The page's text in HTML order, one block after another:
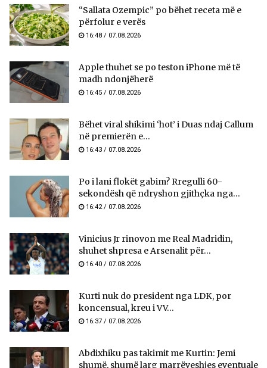
“Sallata Ozempic” po bëhet receta më e
përfolur e verës
16:48 / 07.08.2026
Apple thuhet se po teston iPhone më të
madh ndonjëherë
16:45 / 07.08.2026
Bëhet viral shikimi ‘hot’ i Duas ndaj Callum
në premierën e...
16:43 / 07.08.2026
Po i lani flokët gabim? Rregulli 60-
sekondësh që ndryshon gjithçka nga...
16:42 / 07.08.2026
Vinicius Jr rinovon me Real Madridin,
shuhet shpresa e Arsenalit për...
16:40 / 07.08.2026
Kurti nuk do president nga LDK, por
koncensual, kreu i VV...
16:37 / 07.08.2026
Abdixhiku pas takimit me Kurtin: Jemi
shumë, shumë larg marrëveshjes eventuale